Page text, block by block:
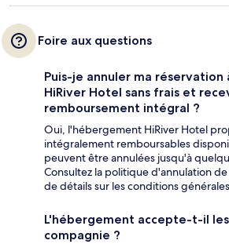
Foire aux questions
Puis-je annuler ma
HiRiver Hotel sans frais et
remboursement intégral ?
Oui, l'hébergement HiRiver Hotel
intégralement remboursables
peuvent être annulées jusqu'à
Consultez la politique d'annulation
de détails sur les conditions
L'hébergement accepte-t-il
compagnie ?